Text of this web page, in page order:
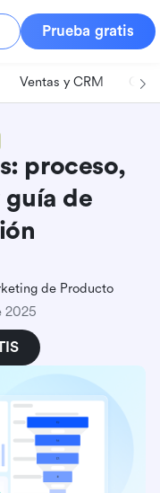
Prueba gratis
Ventas y CRM
proceso,
guía de
de Producto
2025